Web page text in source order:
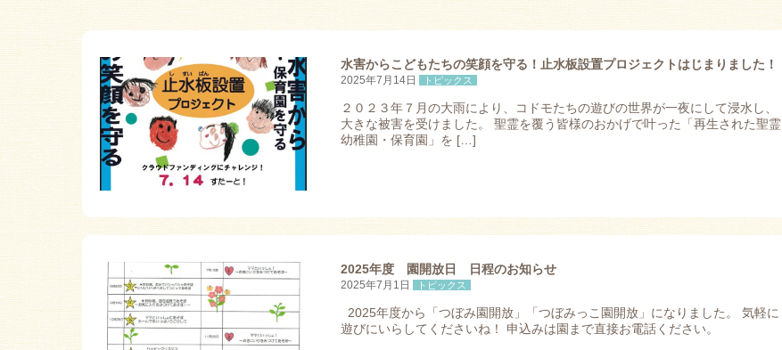
水害からこどもたちの笑顔を守る！止水板設置プロジェクトはじまりました！
2025年7月14日 トピックス
２０２３年７月の大雨により、コドモたちの遊びの世界が一夜にして浸水し、
大きな被害を受けました。 聖霊を覆う皆様のおかげで叶った「再生された聖霊
幼稚園・保育園」を […]
2025年度 園開放日 日程のお知らせ
2025年7月1日 トピックス
2025年度から「つぼみ園開放」「つぼみっこ園開放」になりました。 気軽に
遊びにいらしてくださいね！ 申込みは園まで直接お電話ください。